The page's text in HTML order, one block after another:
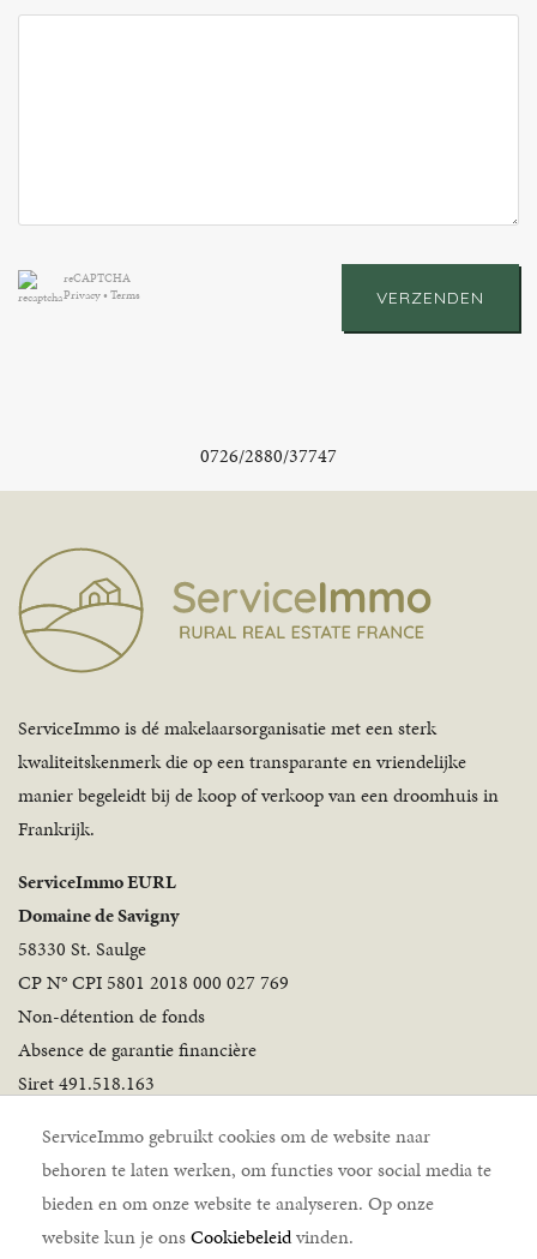
ServiceImmo gebruikt cookies om de website naar
behoren te laten werken, om functies voor social media te
bieden en om onze website te analyseren. Op onze
website kun je onsCookiebeleidvinden.
reCAPTCHA
Privacy• Terms VERZENDEN
0726/2880/37747
ServiceImmo is dé makelaarsorganisatie met een sterk
kwaliteitskenmerk die op een transparante en vriendelijke
manier begeleidt bij de koop of verkoop van een droomhuis in
Frankrijk.
ServiceImmo EURL
Domaine de Savigny
58330 St. Saulge
CP N° CPI 5801 2018 000 027 769
Non-détention de fonds
Absence de garantie financière
Siret 491.518.163
Volg ons